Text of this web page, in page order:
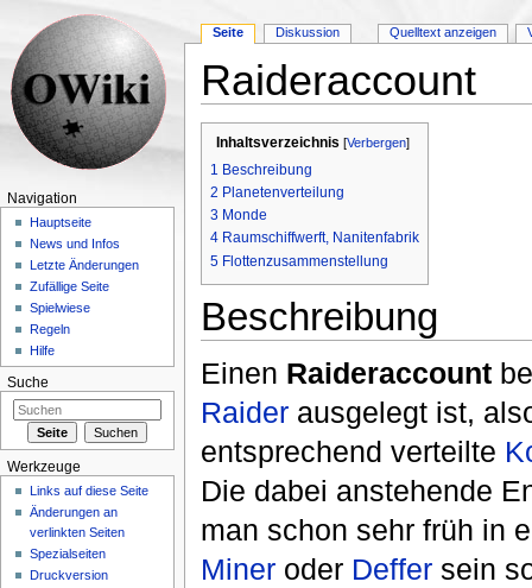
Raideraccount
Inhaltsverzeichnis [Verbergen]
1 Beschreibung
2 Planetenverteilung
3 Monde
4 Raumschiffwerft, Nanitenfabrik
5 Flottenzusammenstellung
Beschreibung
Einen Raideraccount
Raiderausgelegt ist,
entsprechend verteilte
Die dabei anstehende
man schon sehr früh in
Mineroder Deffersein
Seite Diskussion Quelltext anzeigen
Navigation
Hauptseite
News und Infos
Letzte Änderungen
Zufällige Seite
Spielwiese
Regeln
Hilfe
Suche
Werkzeuge
Links auf diese Seite
Änderungen an
verlinkten Seiten
Spezialseiten
Druckversion